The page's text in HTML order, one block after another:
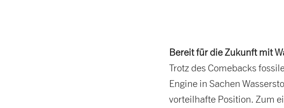
Bereit für die Zukunft mit
Trotz des Comebacks
Engine in Sachen
vorteilhafte Position. Zum